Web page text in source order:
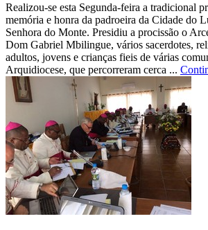
Realizou-se esta Segunda-feira a tradicional
memória e honra da padroeira da Cidade do
Senhora do Monte. Presidiu a procissão o
Dom Gabriel Mbilingue, vários sacerdotes,
adultos, jovens e crianças fieis de várias
Arquidiocese, que percorreram cerca ...